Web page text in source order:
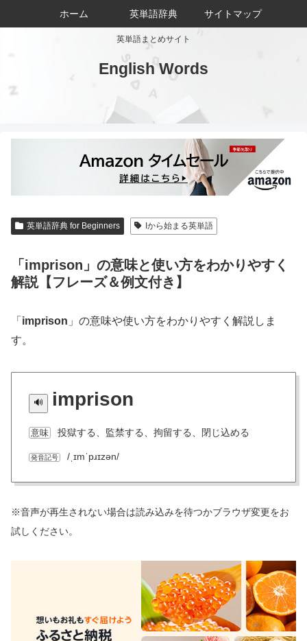
英単語まとめサイト
English Words
ホーム 英単語辞典 サイトマップ
英単語辞典 for Beginners Iから始まる英単語
「imprison」の意味と使い方をわかりやすく
解説【フレーズ＆例文付き】
「 imprison 」の意味や使い方をわかりやすく解説しま
す。
imprison
意味 投獄する、監禁する、拘留する、閉じ込める
発音記号 /ˌɪmˈpɹɪzən/
※音声が再生されない場合は読み込みを待つかブラウザ変更をお
試しください。